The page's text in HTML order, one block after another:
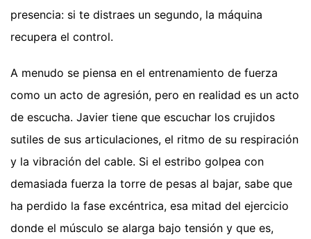
presencia: si te distraes un segundo, la máquina
recupera el control.
A menudo se piensa en el entrenamiento de fuerza
como un acto de agresión, pero en realidad es un acto
de escucha. Javier tiene que escuchar los crujidos
sutiles de sus articulaciones, el ritmo de su respiración
y la vibración del cable. Si el estribo golpea con
demasiada fuerza la torre de pesas al bajar, sabe que
ha perdido la fase excéntrica, esa mitad del ejercicio
donde el músculo se alarga bajo tensión y que es,